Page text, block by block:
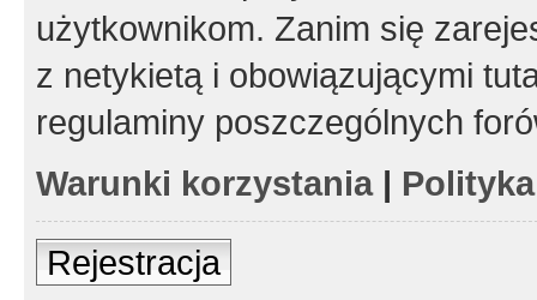
użytkownikom. Zanim się
z netykietą i obowiązującymi
regulaminy poszczególnych
Warunki korzystania|
Rejestracja